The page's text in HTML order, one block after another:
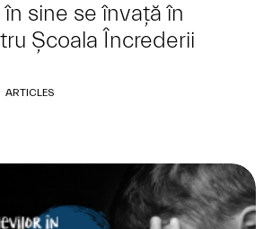
sine se învață în
Școala Încrederii
ARTICLES